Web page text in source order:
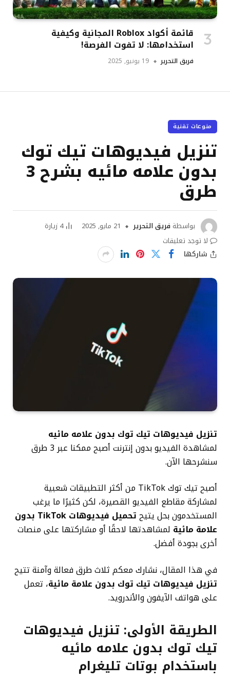
قائمة أكواد Roblox المجانية وكيفية
استخدامها: لا تفوت الفرصة!
فريق التحرير 19 يونيو, 2025
منوعات تقنية
تنزيل فيديوهات تيك توك
بدون علامه مائيه بشرح 3
طرق
بواسطة فريق التحرير 21 مايو, 2025 4 زيارة
لا توجد تعليقات
شاركها
تنزيل فيديوهات تيك توك بدون علامه مائيه
لمشاهدة الفيديو بدون إنترنت أصبح ممكنا عبر 3 طرق
سنشرحها الآن.
أصبح تيك توك TikTok من أكثر التطبيقات شعبية
لمشاركة مقاطع الفيديو القصيرة، لكن كثيرًا ما يرغب
المستخدمون بحل يتيح
تحميل فيديوهات TikTok بدون
علامة مائية لمشاهدتها لاحقًا أو مشاركتها على منصات
أخرى بجودة أفضل.
في هذا المقال، نشارك معكم ثلاث طرق فعالة وآمنة تتيح
تنزيل فيديوهات تيك توك بدون علامة مائية، تعمل
على هواتف الآيفون والأندرويد.
الطريقة الأولى:تنزيل فيديوهات
تيك توك بدون علامه مائيه
باستخدام بوتات تليغرام